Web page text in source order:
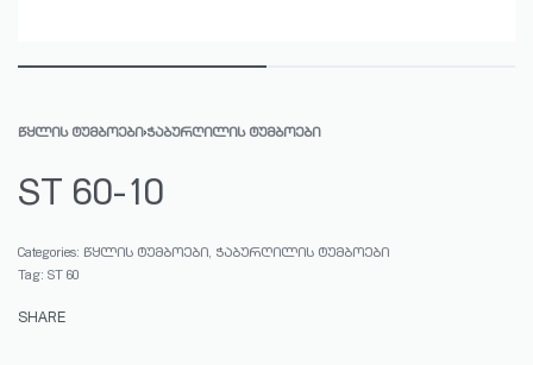
ᲬᲧᲚᲘᲡ ᲢᲣᲛᲑᲝᲔᲑᲘ›ᲭᲐᲑᲣᲠᲦᲘᲚᲘᲡ ᲢᲣᲛᲑᲝᲔᲑᲘ
ST 60-10
Categories: წყლის ტუმბოები, ჭაბურღილის ტუმბოები
Tag: ST 60
SHARE